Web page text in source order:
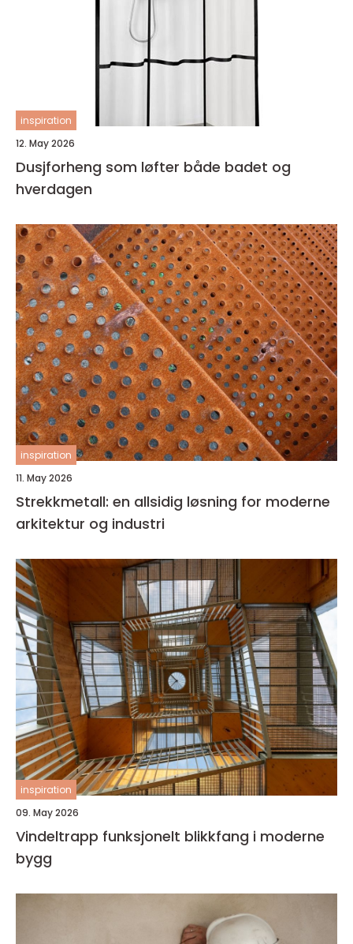
inspiration
12. May 2026
Dusjforheng som løfter både badet og
hverdagen
inspiration
11. May 2026
Strekkmetall: en allsidig løsning for moderne
arkitektur og industri
inspiration
09. May 2026
Vindeltrapp funksjonelt blikkfang i moderne
bygg